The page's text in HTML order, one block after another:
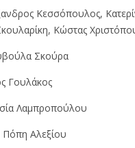
Κεσσόπουλος,
Κώστας
Σκούρα
Γουλάκος
Λαμπροπούλου
Πόπη Αλεξίου